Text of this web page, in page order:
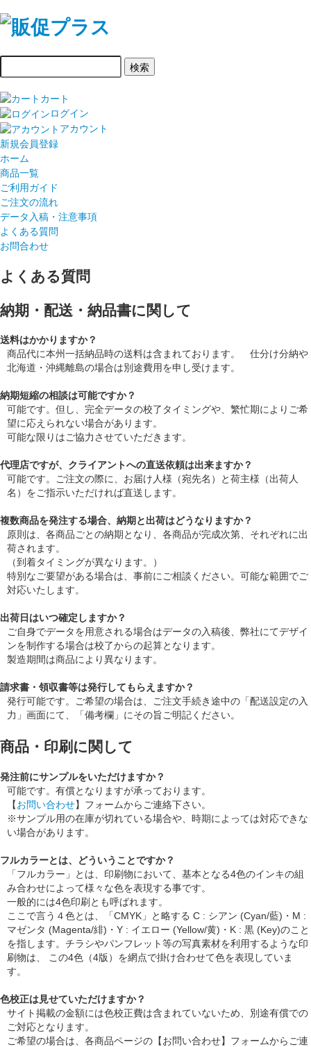
カート
ログイン
アカウント
新規会員登録
ホーム
商品一覧
ご利用ガイド
ご注文の流れ
データ入稿・注意事項
よくある質問
お問合わせ
よくある質問
納期・配送・納品書に関して
送料はかかりますか？
商品代に本州一括納品時の送料は含まれております。 仕分け分納や
北海道・沖縄離島の場合は別途費用を申し受けます。
納期短縮の相談は可能ですか？
可能です。但し、完全データの校了タイミングや、繁忙期によりご希
望に応えられない場合があります。
可能な限りはご協力させていただきます。
代理店ですが、クライアントへの直送依頼は出来ますか？
可能です。ご注文の際に、お届け人様（宛先名）と荷主様（出荷人
名）をご指示いただければ直送します。
複数商品を発注する場合、納期と出荷はどうなりますか？
原則は、各商品ごとの納期となり、各商品が完成次第、それぞれに出
荷されます。
（到着タイミングが異なります。）
特別なご要望がある場合は、事前にご相談ください。可能な範囲でご
対応いたします。
出荷日はいつ確定しますか？
ご自身でデータを用意される場合はデータの入稿後、弊社にてデザイ
ンを制作する場合は校了からの起算となります。
製造期間は商品により異なります。
請求書・領収書等は発行してもらえますか？
発行可能です。ご希望の場合は、ご注文手続き途中の「配送設定の入
力」画面にて、「備考欄」にその旨ご明記ください。
商品・印刷に関して
発注前にサンプルをいただけますか？
可能です。有償となりますが承っております。
【お問い合わせ】フォームからご連絡下さい。
※サンプル用の在庫が切れている場合や、時期によっては対応できな
い場合があります。
フルカラーとは、どういうことですか？
「フルカラー」とは、印刷物において、基本となる4色のインキの組
み合わせによって様々な色を表現する事です。
一般的には4色印刷とも呼ばれます。
ここで言う４色とは、「CMYK」と略する C : シアン (Cyan/藍)・M :
マゼンタ (Magenta/緋)・Y : イエロー (Yellow/黄)・K : 黒 (Key)のこと
を指します。チラシやパンフレット等の写真素材を利用するような印
刷物は、 この4色（4版）を網点で掛け合わせて色を表現していま
す。
色校正は見せていただけますか？
サイト掲載の金額には色校正費は含まれていないため、別途有償での
ご対応となります。
ご希望の場合は、各商品ページの【お問い合わせ】フォームからご連